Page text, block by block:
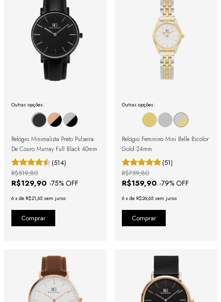
Outras opções:
Relógio Minimalista Preto Pulseira
De Couro Murray Full Black 40mm
(514)
R$129,90 -75% OFF
R$519,80
6 x de R$21,65 sem juros
Outras opções:
Relógio Feminino Mini Belle Bicolor
Gold 24mm
(51)
R$159,90 -79% OFF
R$759,80
6 x de R$26,65 sem juros